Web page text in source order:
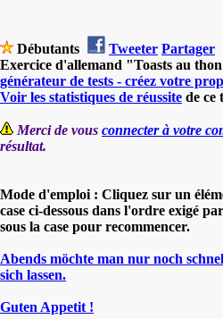
Débutants Tweeter Partager
Exercice d'allemand "Toasts au
générateur de tests - créez votre
Voir les statistiques de réussite de ce
Merci de vous connecter à votre
résultat.
Mode d'emploi : Cliquez sur un
case ci-dessous dans l'ordre exigé
sous la case pour recommencer.
Abends möchte man nur noch
sich lassen.
Guten Appetit !